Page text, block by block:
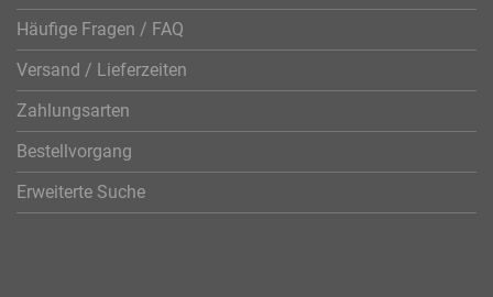
Häufige Fragen / FAQ
Versand / Lieferzeiten
Zahlungsarten
Bestellvorgang
Erweiterte Suche